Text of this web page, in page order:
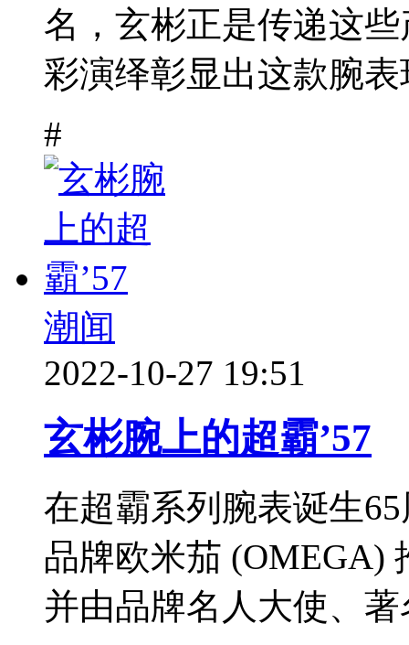
名，玄彬正是传递这
彩演绎彰显出这款腕表
#
潮闻
2022-10-27 19:51
玄彬腕上的超霸’57
在超霸系列腕表诞生
品牌欧米茄 (OMEGA)
并由品牌名人大使、